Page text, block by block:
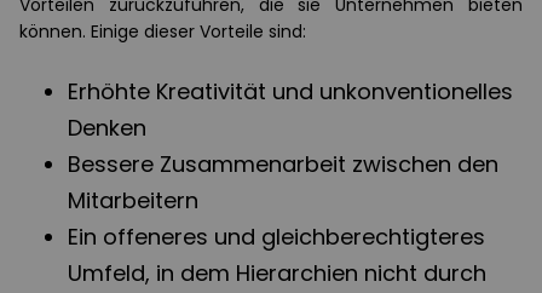
Vorteilen zurückzuführen, die sie Unternehmen bieten
können. Einige dieser Vorteile sind:
Erhöhte Kreativität und unkonventionelles
Denken
Bessere Zusammenarbeit zwischen den
Mitarbeitern
Ein offeneres und gleichberechtigteres
Umfeld, in dem Hierarchien nicht durch